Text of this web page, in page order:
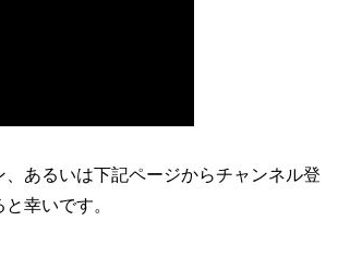
、あるいは下記ページからチャンネル登
幸いです。